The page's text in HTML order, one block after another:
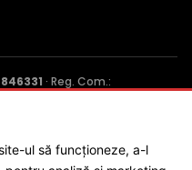
· Reg. Com.:
ul să funcționeze, a-l